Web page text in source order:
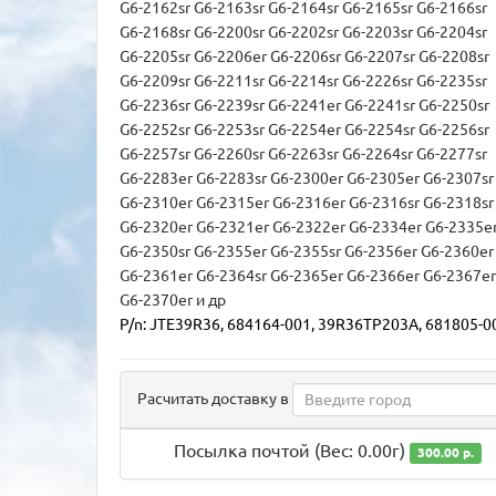
G6-2162sr G6-2163sr G6-2164sr G6-2165sr G6-2166sr
G6-2168sr G6-2200sr G6-2202sr G6-2203sr G6-2204sr
G6-2205sr G6-2206er G6-2206sr G6-2207sr G6-2208sr
G6-2209sr G6-2211sr G6-2214sr G6-2226sr G6-2235sr
G6-2236sr G6-2239sr G6-2241er G6-2241sr G6-2250sr
G6-2252sr G6-2253sr G6-2254er G6-2254sr G6-2256sr
G6-2257sr G6-2260sr G6-2263sr G6-2264sr G6-2277sr
G6-2283er G6-2283sr G6-2300er G6-2305er G6-2307sr
G6-2310er G6-2315er G6-2316er G6-2316sr G6-2318sr
G6-2320er G6-2321er G6-2322er G6-2334er G6-
G6-2350sr G6-2355er G6-2355sr G6-2356er G6-2360er
G6-2361er G6-2364sr G6-2365er G6-2366er G6-2367er
G6-2370er и др
P/n: JTE39R36, 684164-001, 39R36TP203A, 681805-
Расчитать доставку в
Посылка почтой (Вес: 0.00г) 300.00 р.